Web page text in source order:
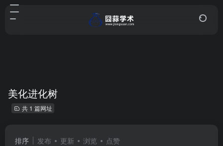
美化进化树
共 1 篇网址
排序 发布 更新 浏览 点赞